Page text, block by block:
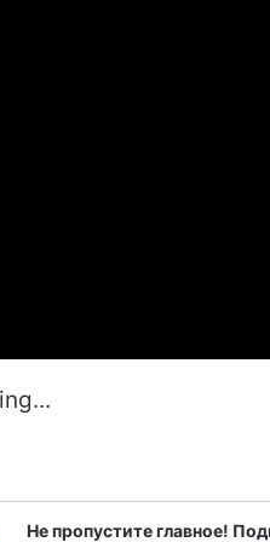
Не пропустите главное!